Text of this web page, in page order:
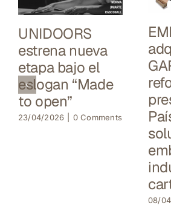
UNIDOORS
estrena nueva
etapa bajo el
eslogan “Made
to open”
23/04/2026 0 Comments
08/